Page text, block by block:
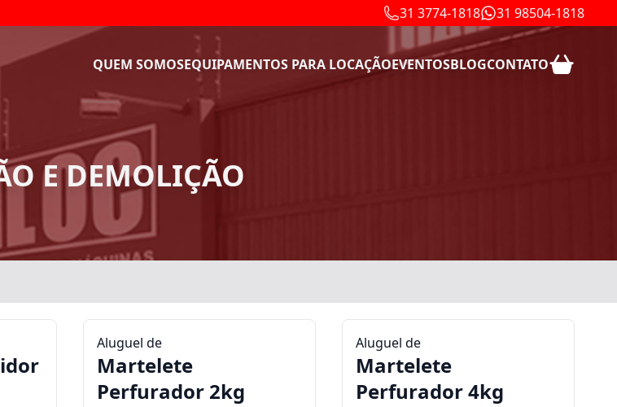
31 3774-1818 31 98504-1818
QUEM SOMOSEQUIPAMENTOS PARA LOCAÇÃOEVENTOSBLOGCONTATO
E DEMOLIÇÃO
Aluguel de
Martelete
Perfurador 2kg
Aluguel de
Martelete
Perfurador 4kg